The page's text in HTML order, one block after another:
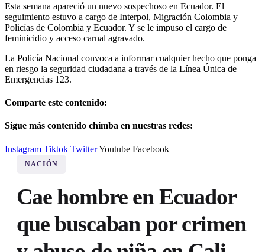
Esta semana apareció un nuevo sospechoso en Ecuador. El
seguimiento estuvo a cargo de Interpol, Migración Colombia y
Policías de Colombia y Ecuador. Y se le impuso el cargo de
feminicidio y acceso carnal agravado.
La Policía Nacional convoca a informar cualquier hecho que ponga
en riesgo la seguridad ciudadana a través de la Línea Única de
Emergencias 123.
Comparte este contenido:
Sigue más contenido chimba en nuestras redes:
Instagram Tiktok TwitterYoutube Facebook
NACIÓN
Cae hombre en Ecuador
que buscaban por crimen